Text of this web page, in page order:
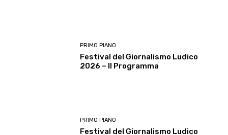
PRIMO PIANO
Festival del Giornalismo Ludico
2026 – Il Programma
PRIMO PIANO
Festival del Giornalismo Ludico